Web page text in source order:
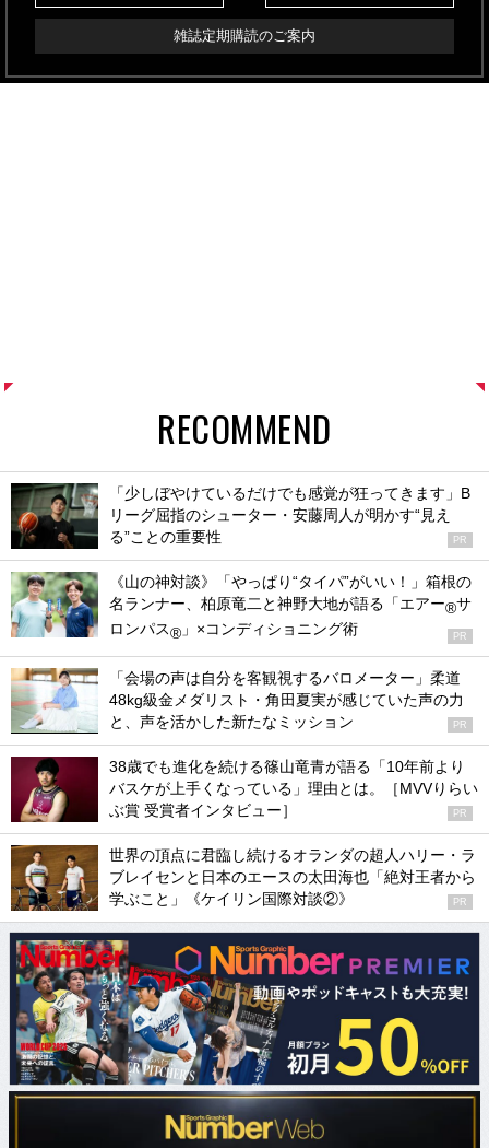
雑誌定期購読のご案内
RECOMMEND
「少しぼやけているだけでも感覚が狂ってきます」B
リーグ屈指のシューター・安藤周人が明かす“見え
る”ことの重要性
PR
《山の神対談》「やっぱり“タイパ”がいい！」箱根の
名ランナー、柏原竜二と神野大地が語る「エアー®サ
ロンパス® 」×コンディショニング術 PR
「会場の声は自分を客観視するバロメーター」柔道
48kg級金メダリスト・角田夏実が感じていた声の力
と、声を活かした新たなミッション
PR
38歳でも進化を続ける篠山竜青が語る「10年前より
バスケが上手くなっている」理由とは。［MVVりらい
ぶ賞 受賞者インタビュー］
PR
世界の頂点に君臨し続けるオランダの超人ハリー・ラ
ブレイセンと日本のエースの太田海也「絶対王者から
学ぶこと」《ケイリン国際対談②》
PR